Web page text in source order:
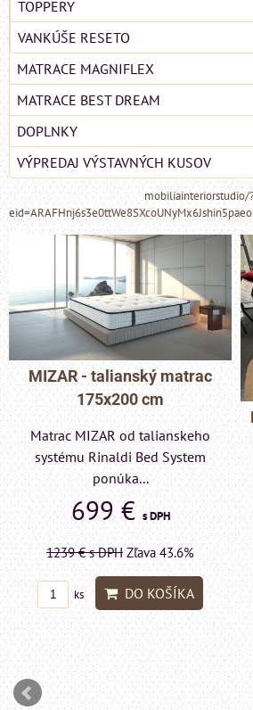
TOPPERY
VANKÚŠE RESETO
MATRACE MAGNIFLEX
MATRACE BEST DREAM
DOPLNKY
VÝPREDAJ VÝSTAVNÝCH KUSOV
mobiliainteriorstudio/
MIZAR - talianský matrac
175x200 cm
Matrac MIZAR od talianskeho
systému Rinaldi Bed System
ponúka...
699 €s DPH
1239 €s DPH Zľava 43.6%
ks DO KOŠÍKA